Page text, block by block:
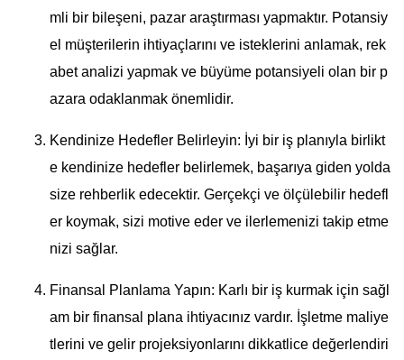
mli bir bileşeni, pazar araştırması yapmaktır. Potansiy
el müşterilerin ihtiyaçlarını ve isteklerini anlamak, rek
abet analizi yapmak ve büyüme potansiyeli olan bir p
azara odaklanmak önemlidir.
Kendinize Hedefler Belirleyin: İyi bir iş planıyla birlikt
e kendinize hedefler belirlemek, başarıya giden yolda
size rehberlik edecektir. Gerçekçi ve ölçülebilir hedefl
er koymak, sizi motive eder ve ilerlemenizi takip etme
nizi sağlar.
Finansal Planlama Yapın: Karlı bir iş kurmak için sağl
am bir finansal plana ihtiyacınız vardır. İşletme maliye
tlerini ve gelir projeksiyonlarını dikkatlice değerlendiri